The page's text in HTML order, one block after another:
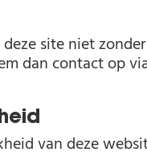
deze site niet
dan contact op
van deze